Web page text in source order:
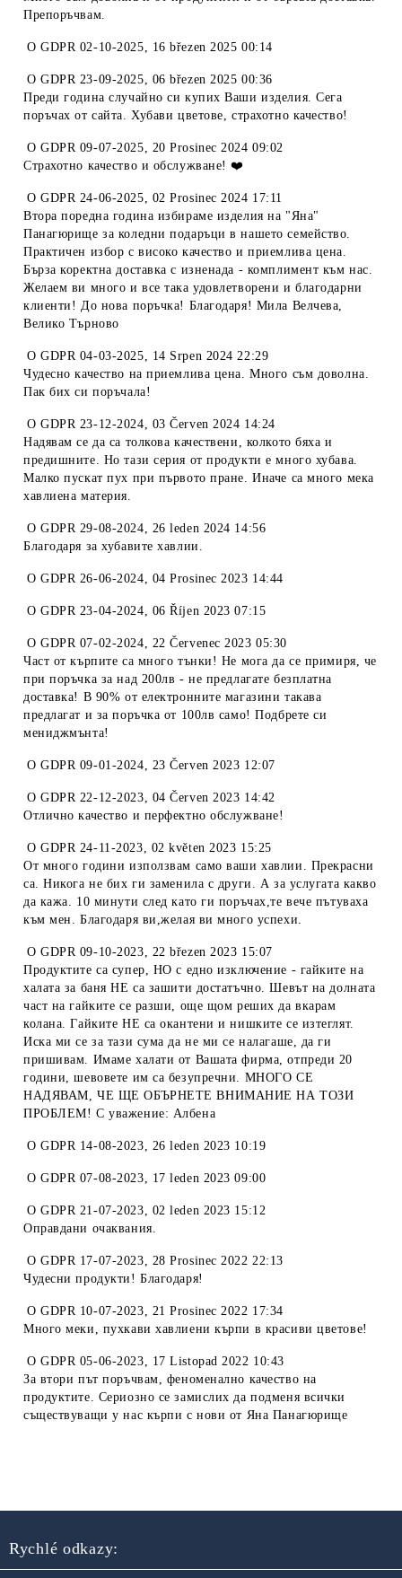
Препоръчвам.
OGDPR 02-10-2025, 16 březen 2025 00:14
OGDPR 23-09-2025, 06 březen 2025 00:36
Преди година случайно си купих Ваши изделия. Сега
поръчах от сайта. Хубави цветове, страхотно качество!
OGDPR 09-07-2025, 20 Prosinec 2024 09:02
Страхотно качество и обслужване! ❤️
OGDPR 24-06-2025, 02 Prosinec 2024 17:11
Втора поредна година избираме изделия на "Яна"
Панагюрище за коледни подаръци в нашето семейство.
Практичен избор с високо качество и приемлива цена.
Бърза коректна доставка с изненада - комплимент към нас.
Желаем ви много и все така удовлетворени и благодарни
клиенти! До нова поръчка! Благодаря! Мила Велчева,
Велико Търново
OGDPR 04-03-2025, 14 Srpen 2024 22:29
Чудесно качество на приемлива цена. Много съм доволна.
Пак бих си поръчала!
OGDPR 23-12-2024, 03 Červen 2024 14:24
Надявам се да са толкова качествени, колкото бяха и
предишните. Но тази серия от продукти е много хубава.
Малко пускат пух при първото пране. Иначе са много мека
хавлиена материя.
OGDPR 29-08-2024, 26 leden 2024 14:56
Благодаря за хубавите хавлии.
OGDPR 26-06-2024, 04 Prosinec 2023 14:44
OGDPR 23-04-2024, 06 Říjen 2023 07:15
OGDPR 07-02-2024, 22 Červenec 2023 05:30
Част от кърпите са много тънки! Не мога да се примиря, че
при поръчка за над 200лв - не предлагате безплатна
доставка! В 90% от електронните магазини такава
предлагат и за поръчка от 100лв само! Подбрете си
мениджмънта!
OGDPR 09-01-2024, 23 Červen 2023 12:07
OGDPR 22-12-2023, 04 Červen 2023 14:42
Отлично качество и перфектно обслужване!
OGDPR 24-11-2023, 02 květen 2023 15:25
От много години използвам само ваши хавлии. Прекрасни
са. Никога не бих ги заменила с други. А за услугата какво
да кажа. 10 минути след като ги поръчах,те вече пътуваха
към мен. Благодаря ви,желая ви много успехи.
OGDPR 09-10-2023, 22 březen 2023 15:07
Продуктите са супер, НО с едно изключение - гайките на
халата за баня НЕ са зашити достатъчно. Шевът на долната
част на гайките се разши, още щом реших да вкарам
колана. Гайките НЕ са окантени и нишките се изтеглят.
Иска ми се за тази сума да не ми се налагаше, да ги
пришивам. Имаме халати от Вашата фирма, отпреди 20
години, шевовете им са безупречни. МНОГО СЕ
НАДЯВАМ, ЧЕ ЩЕ ОБЪРНЕТЕ ВНИМАНИЕ НА ТОЗИ
ПРОБЛЕМ! С уважение: Албена
OGDPR 14-08-2023, 26 leden 2023 10:19
OGDPR 07-08-2023, 17 leden 2023 09:00
OGDPR 21-07-2023, 02 leden 2023 15:12
Оправдани очаквания.
OGDPR 17-07-2023, 28 Prosinec 2022 22:13
Чудесни продукти! Благодаря!
OGDPR 10-07-2023, 21 Prosinec 2022 17:34
Много меки, пухкави хавлиени кърпи в красиви цветове!
OGDPR 05-06-2023, 17 Listopad 2022 10:43
За втори път поръчвам, феноменално качество на
продуктите. Сериозно се замислих да подменя всички
съществуващи у нас кърпи с нови от Яна Панагюрище
Rychlé odkazy: